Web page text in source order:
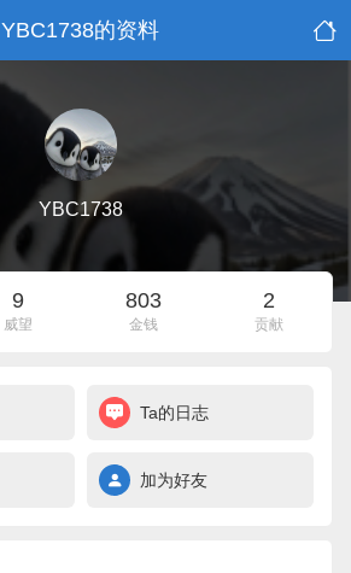
YBC1738的资料
YBC1738
9
威望
803
金钱
2
贡献
Ta的日志
加为好友